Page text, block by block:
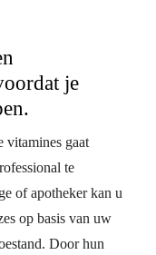
je
vitamines gaat
te
of apotheker kan u
op basis van uw
Door hun